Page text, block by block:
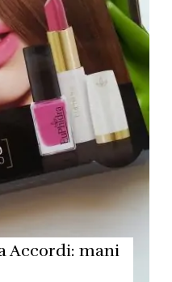
Accordi: mani